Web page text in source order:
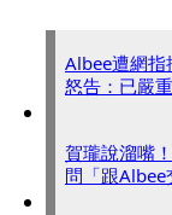
Albee遭網
怒告：已嚴
賀瓏說溜嘴
問「跟